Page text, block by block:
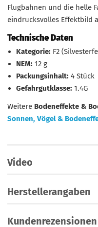
Flugbahnen und die helle
eindrucksvolles Effektbild
Technische Daten
Kategorie: F2
NEM: 12 g
Packungsinhalt: 4 Stück
Gefahrgutklasse: 1.4G
Weitere Bodeneffekte &
Sonnen, Vögel &
Video
Herstellerangaben
Kundenrezensionen